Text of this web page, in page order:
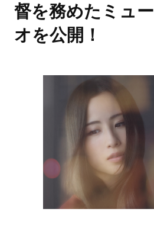
督を務めたミュ
オを公開！